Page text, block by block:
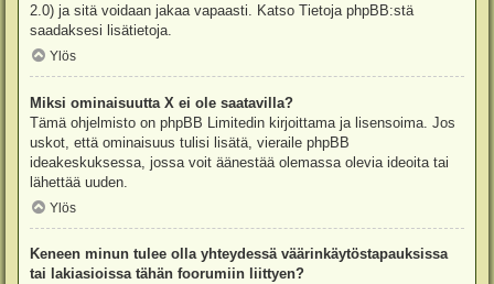
2.0) ja sitä voidaan jakaa vapaasti. Katso Tietoja phpBB:stä
saadaksesi lisätietoja.
Ylös
Miksi ominaisuutta X ei ole saatavilla?
Tämä ohjelmisto on phpBB Limitedin kirjoittama ja lisensoima. Jos
uskot, että ominaisuus tulisi lisätä, vieraile phpBB
ideakeskuksessa , jossa voit äänestää olemassa olevia ideoita tai
lähettää uuden.
Ylös
Keneen minun tulee olla yhteydessä väärinkäytöstapauksissa
tai lakiasioissa tähän foorumiin liittyen?